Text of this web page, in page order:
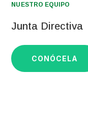
NUESTRO EQUIPO
Junta Directiva
CONÓCELA